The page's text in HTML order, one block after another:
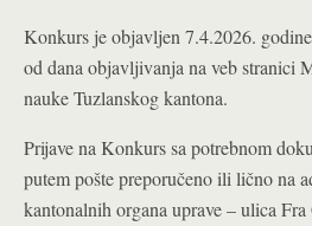
Konkurs je objavljen 7.4.2026.
od dana objavljivanja na veb stranici
nauke Tuzlanskog kantona.
Prijave na Konkurs sa potrebnom
putem pošte preporučeno ili lično na
kantonalnih organa uprave – ulica